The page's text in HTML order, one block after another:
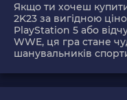
Якщо ти хочеш
2K23 за вигідною
PlayStation 5 або
WWE, ця гра стане
шанувальників